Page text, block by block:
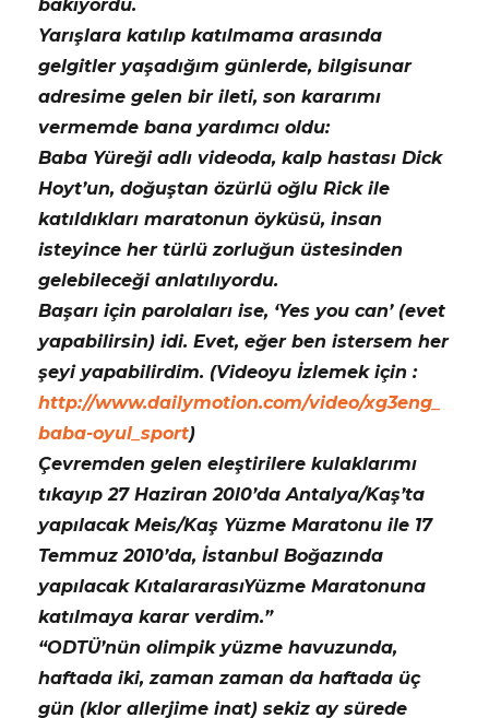
bakıyordu.
Yarışlara katılıp katılmama arasında
gelgitler yaşadığım günlerde, bilgisunar
adresime gelen bir ileti, son kararımı
vermemde bana yardımcı oldu:
Baba Yüreği adlı videoda, kalp hastası Dick
Hoyt’un, doğuştan özürlü oğlu Rick ile
katıldıkları maratonun öyküsü, insan
isteyince her türlü zorluğun üstesinden
gelebileceği anlatılıyordu.
Başarı için parolaları ise, ‘Yes you can’ (evet
yapabilirsin) idi. Evet, eğer ben istersem her
şeyi yapabilirdim. (Videoyu İzlemek için :
http://www.dailymotion.com/video/xg3eng_
baba-oyul_sport)
Çevremden gelen eleştirilere kulaklarımı
tıkayıp 27 Haziran 20l0’da Antalya/Kaş’ta
yapılacak Meis/Kaş Yüzme Maratonu ile 17
Temmuz 2010’da, İstanbul Boğazında
yapılacak KıtalararasıYüzme Maratonuna
katılmaya karar verdim.”
“ODTÜ’nün olimpik yüzme havuzunda,
haftada iki, zaman zaman da haftada üç
gün (klor allerjime inat) sekiz ay sürede